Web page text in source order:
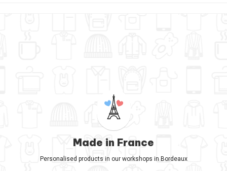
Made in France
Personalised products in our workshops in Bordeaux